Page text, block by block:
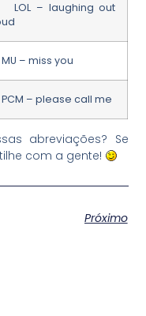
– laughing out
– miss you
– please call me
abreviações? Se
com a gente!
Próximo